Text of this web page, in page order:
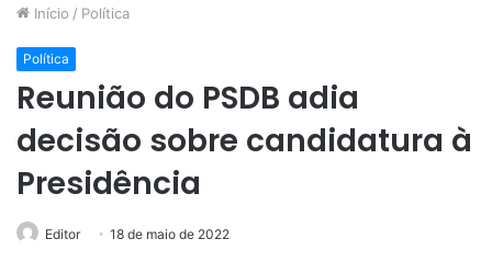
Início / Política
Política
Reunião do PSDB adia
decisão sobre candidatura à
Presidência
Editor 18 de maio de 2022